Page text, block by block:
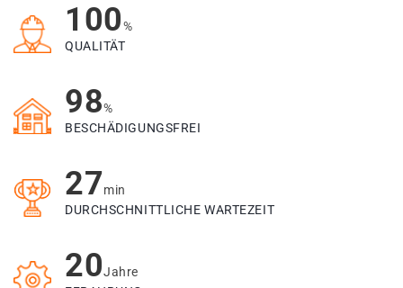
100%
QUALITÄT
98%
BESCHÄDIGUNGSFREI
27min
DURCHSCHNITTLICHE WARTEZEIT
20Jahre